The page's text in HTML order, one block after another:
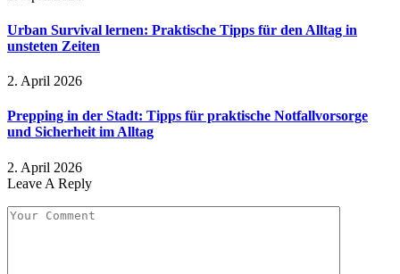
Urban Survival lernen: Praktische Tipps für den Alltag in
unsteten Zeiten
2. April 2026
Prepping in der Stadt: Tipps für praktische Notfallvorsorge
und Sicherheit im Alltag
2. April 2026
Leave A Reply